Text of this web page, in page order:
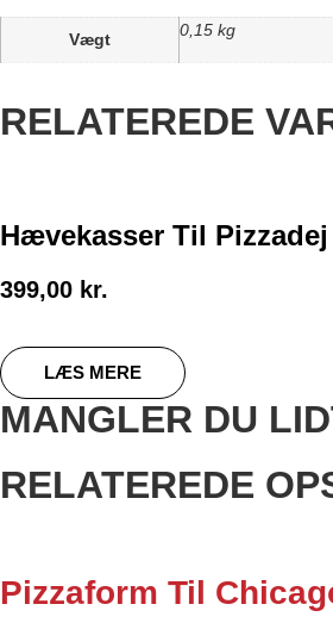
Vægt 0,15 kg
RELATEREDE
Hævekasser Til
399,00 kr.
LÆS MERE
MANGLER DU
RELATEREDE
Pizzaform Til